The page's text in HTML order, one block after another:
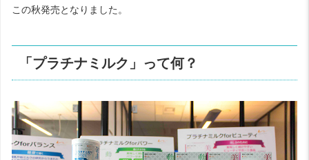
この秋発売となりました。
「プラチナミルク」って何？